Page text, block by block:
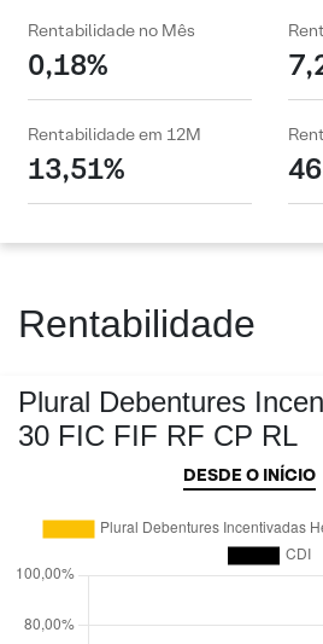
Rentabilidade no Mês
0,18%
Rentabilidade em 12M
13,51%
Rentabilidade
Plural Debentures
30 FIC FIF RF CP RL
DESDE O INÍCIO